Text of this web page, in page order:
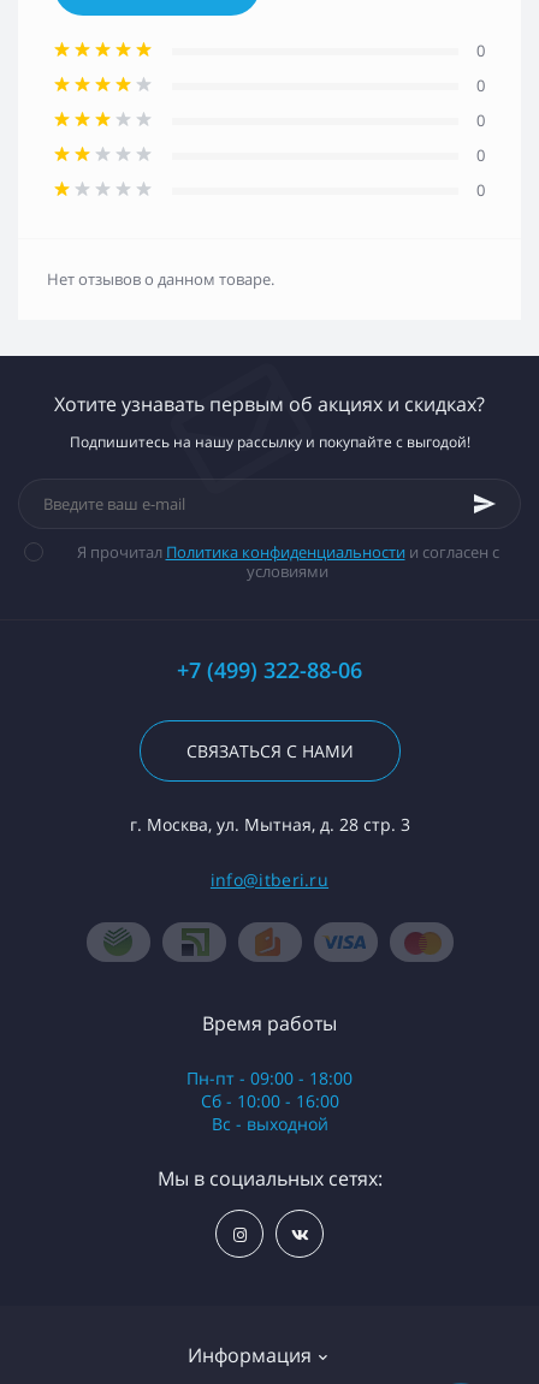
0
0
0
0
0
Нет отзывов о данном товаре.
Хотите узнавать первым об акциях и скидках?
Подпишитесь на нашу рассылку и покупайте с выгодой!
Я прочитал Политика конфиденциальности и согласен с
условиями
+7 (499) 322-88-06
СВЯЗАТЬСЯ С НАМИ
г. Москва, ул. Мытная, д. 28 стр. 3
info@itberi.ru
Информация
Время работы
Пн-пт - 09:00 - 18:00
Сб - 10:00 - 16:00
Вс - выходной
Мы в социальных сетях: